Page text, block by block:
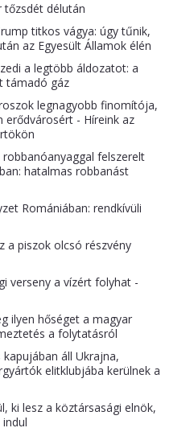
délután
titkos vágya: úgy tűnik,
az Egyesült Államok élén
a legtöbb áldozatot: a
támadó gáz
legnagyobb finomítója,
erődvárosért - Híreink az
felszerelt
hatalmas robbanást
Romániában: rendkívüli
a piszok olcsó részvény
verseny a vízért folyhat -
ilyen hőséget a magyar
a folytatásról
áll Ukrajna,
elitklubjába kerülnek a
ki lesz a köztársasági elnök,